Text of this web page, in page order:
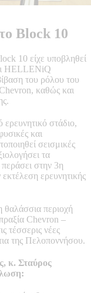
Block 10
10 είχε υποβληθεί
HELLENiQ
του ρόλου του
καθώς και
στάδιο,
και
σεισμικές
τα
στην 3η
ερευνητικής
περιοχή
Chevron –
νέες
της Πελοποννήσου.
κ. Σταύρος